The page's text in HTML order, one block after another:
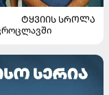
ᲢᲧᲕᲘᲘᲡ ᲡᲠᲝᲚᲐ